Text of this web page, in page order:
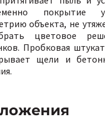
покрытие
объекта, не
цветовое
Пробковая
щели и